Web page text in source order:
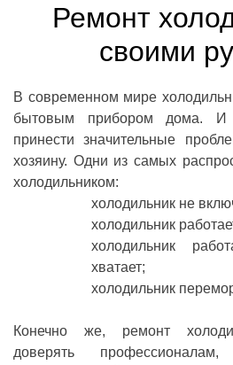
Ремонт
своими
В современном мире
бытовым прибором дома. И
принести значительные
хозяину. Одни из самых
холодильником:
холодильник не
холодильник
холодильник
хватает;
холодильник
Конечно же, ремонт
доверять